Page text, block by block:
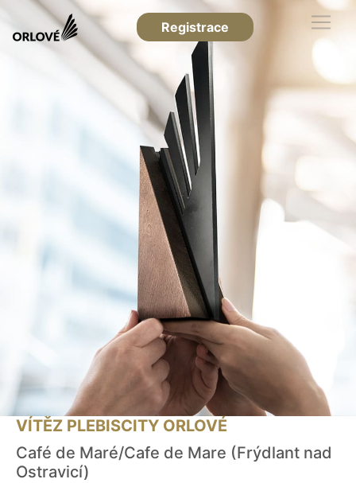
Registrace
VÍTĚZ PLEBISCITY ORLOVÉ
Café de Maré/Cafe de Mare (Frýdlant nad
Ostravicí)